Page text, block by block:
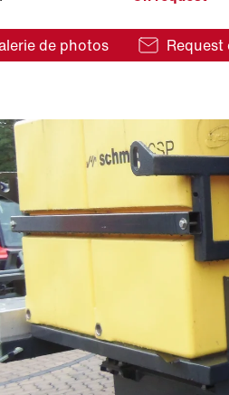
de photos